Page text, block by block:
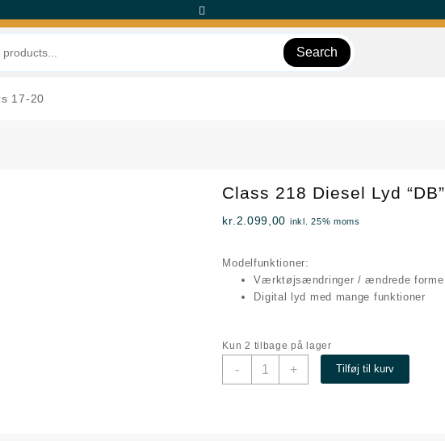
Search
17-20
Class 218 Diesel Lyd “DB”
kr. 2.099,00 inkl. 25% moms
Modelfunktioner:
Værktøjsændringer / ændrede forme
Digital lyd med mange funktioner
Kun 2 tilbage på lager
-
Class
+ Tilføj til kurv